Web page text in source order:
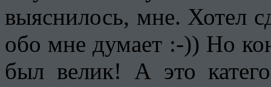
выяснилось, мне. Хотел
обо мне думает :-)) Но
был велик! А это